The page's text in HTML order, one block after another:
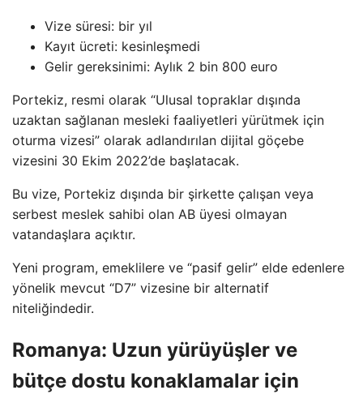
Vize süresi: bir yıl
Kayıt ücreti: kesinleşmedi
Gelir gereksinimi: Aylık 2 bin 800 euro
Portekiz, resmi olarak “Ulusal topraklar dışında
uzaktan sağlanan mesleki faaliyetleri yürütmek için
oturma vizesi” olarak adlandırılan dijital göçebe
vizesini 30 Ekim 2022’de başlatacak.
Bu vize, Portekiz dışında bir şirkette çalışan veya
serbest meslek sahibi olan AB üyesi olmayan
vatandaşlara açıktır.
Yeni program, emeklilere ve “pasif gelir” elde edenlere
yönelik mevcut “D7” vizesine bir alternatif
niteliğindedir.
Romanya: Uzun yürüyüşler ve
bütçe dostu konaklamalar için